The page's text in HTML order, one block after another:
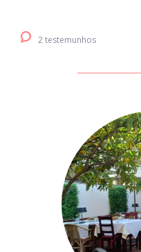
2 testemunhos